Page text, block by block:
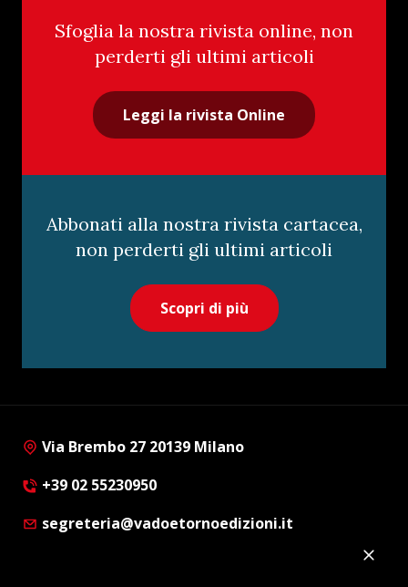
Sfoglia la nostra rivista online, non
perderti gli ultimi articoli
Leggi la rivista Online
Abbonati alla nostra rivista cartacea,
non perderti gli ultimi articoli
Scopri di più
Via Brembo 27 20139 Milano
+39 02 55230950
segreteria@vadoetornoedizioni.it